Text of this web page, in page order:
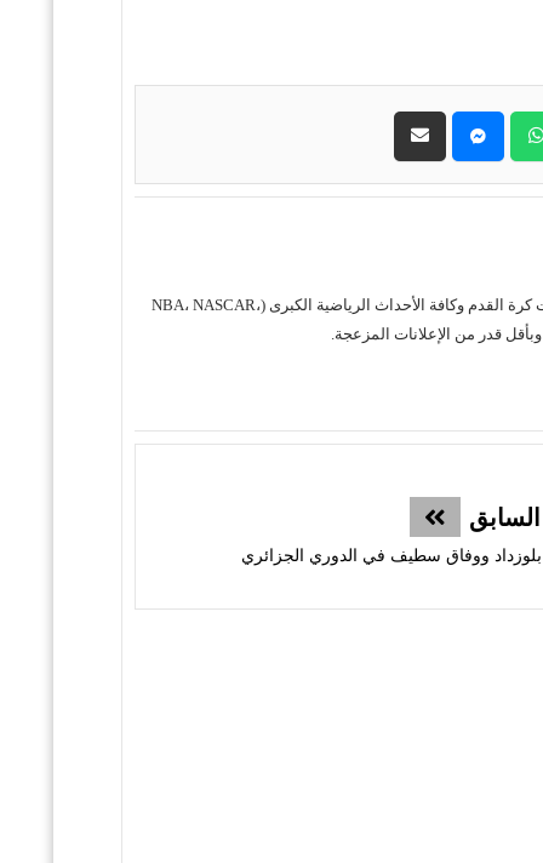
حول موقع "مباريات ستور بث مباشر" موقع مباريات ستور هو منصة رياضية متكاملة متخصصة في تقديم خدمة البث المباشر لمباريات كرة القدم وكافة الأحداث الرياضية الكبرى (NBA، NASCAR،
السابق
ووفاق سطيف في الدوري الجزائري